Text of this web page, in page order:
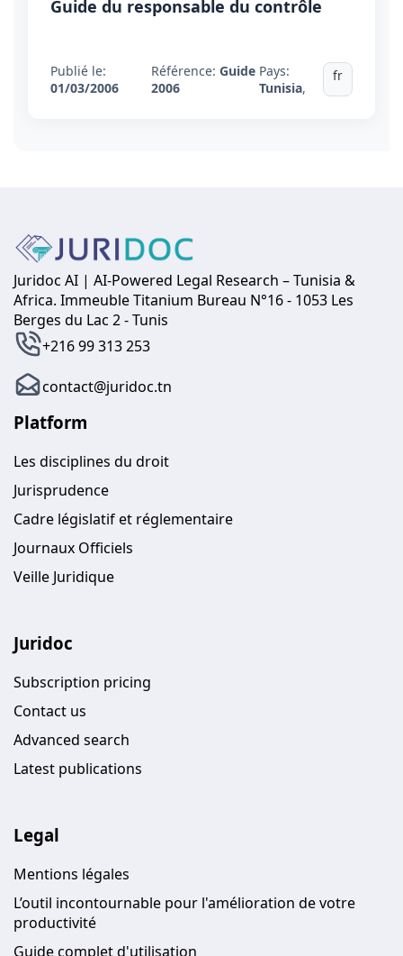
Guide du responsable du contrôle
Publié le:
01/03/2006
Référence:Guide
2006
Pays:
Tunisia,
fr
Juridoc AI | AI-Powered Legal Research – Tunisia &
Africa. Immeuble Titanium Bureau N°16 - 1053 Les
Berges du Lac 2 - Tunis
+216 99 313 253
contact@juridoc.tn
Platform
Les disciplines du droit
Jurisprudence
Cadre législatif et réglementaire
Journaux Officiels
Veille Juridique
Juridoc
Subscription pricing
Contact us
Advanced search
Latest publications
Legal
Mentions légales
L’outil incontournable pour l'amélioration de votre
productivité
Guide complet d'utilisation